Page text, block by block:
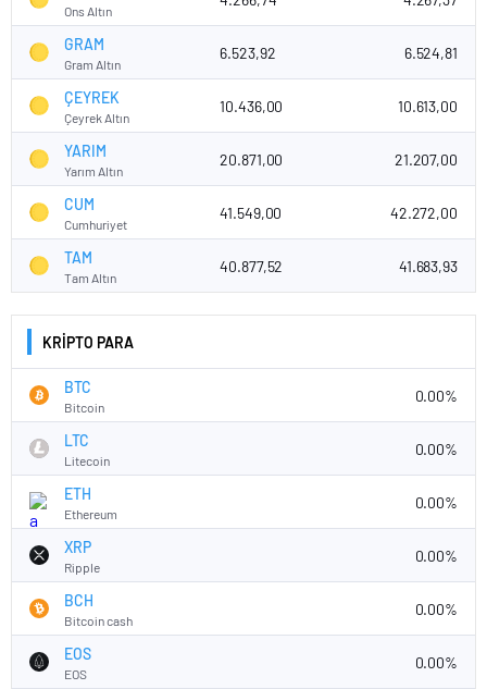
Ons Altın
GRAM
Gram Altın
6.523,92 6.524,81
ÇEYREK
Çeyrek Altın
10.436,00 10.613,00
YARIM
Yarım Altın
20.871,00 21.207,00
CUM
Cumhuriyet
41.549,00 42.272,00
TAM
Tam Altın
40.877,52 41.683,93
KRİPTO PARA
BTC
Bitcoin
0.00%
LTC
Litecoin
0.00%
ETH
Ethereum
0.00%
XRP
Ripple
0.00%
BCH
Bitcoin cash
0.00%
EOS
EOS
0.00%